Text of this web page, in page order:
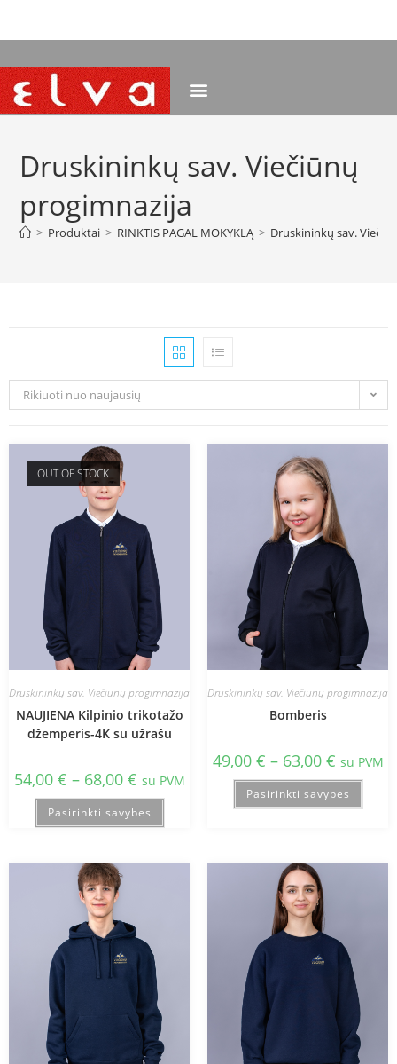
Druskininkų sav. Viečiūnų
progimnazija
> Produktai > RINKTIS PAGAL MOKYKLĄ > Druskininkų sav.
Rikiuoti nuo naujausių
OUT OF STOCK
Druskininkų sav. Viečiūnų progimnazija
NAUJIENA Kilpinio trikotažo
džemperis-4K su užrašu
54,00 € – 68,00 € su PVM
Pasirinkti savybes
Druskininkų sav. Viečiūnų progimnazija
Bomberis
49,00 € – 63,00 € su PVM
Pasirinkti savybes